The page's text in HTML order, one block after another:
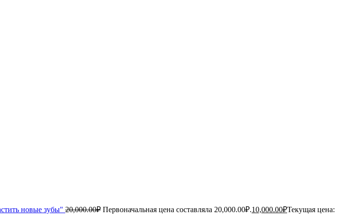
новые зубы" 20,000.00₽ Первоначальная цена составляла 20,000.00₽.10,000.00₽Текущая цена: